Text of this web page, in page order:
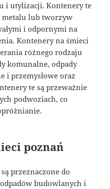
i utylizacji. Kontenery te
metalu lub tworzyw
i odpornymi na
Kontenery na śmieci
różnego rodzaju
komunalne, odpady
i przemysłowe oraz
te są przeważnie
podwoziach, co
poznań
przeznaczone do
budowlanych i